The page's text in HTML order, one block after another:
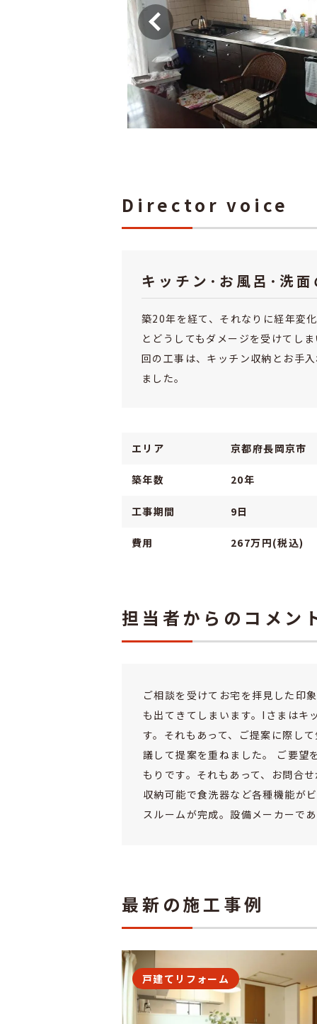
Director voice
キッチン･お風呂･洗
築20年を経て、それなりに経年変
とどうしてもダメージを受けてし
回の工事は、キッチン収納とお手
ました。
エリア 京都府長岡京市
築年数 20年
工事期間 9日
費用 267万円(税込)
担当者からのコメン
ご相談を受けてお宅を拝見した印
も出てきてしまいます。Iさまはキ
す。それもあって、ご提案に際し
議して提案を重ねました。 ご要望
もりです。それもあって、お問合
収納可能で食洗器など各種機能が
スルームが完成。設備メーカーで
最新の施工事例
戸建てリフォーム